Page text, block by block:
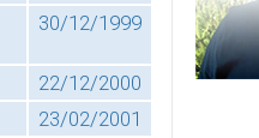
30/12/1999
22/12/2000
23/02/2001